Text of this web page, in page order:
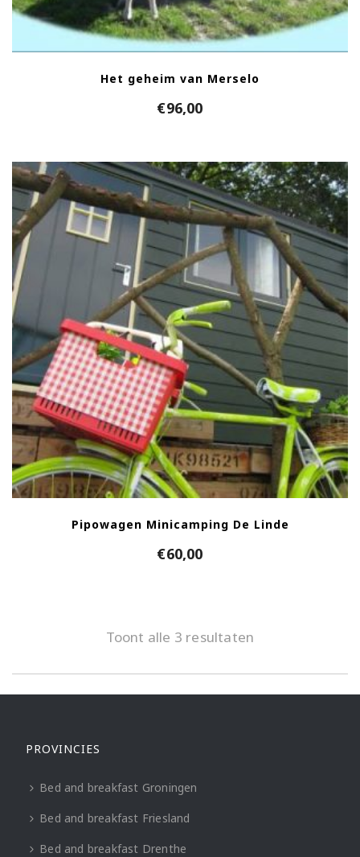
Het geheim van Merselo
€96,00
Pipowagen Minicamping De Linde
€60,00
Toont alle 3 resultaten
PROVINCIES
Bed and breakfast Groningen
Bed and breakfast Friesland
Bed and breakfast Drenthe